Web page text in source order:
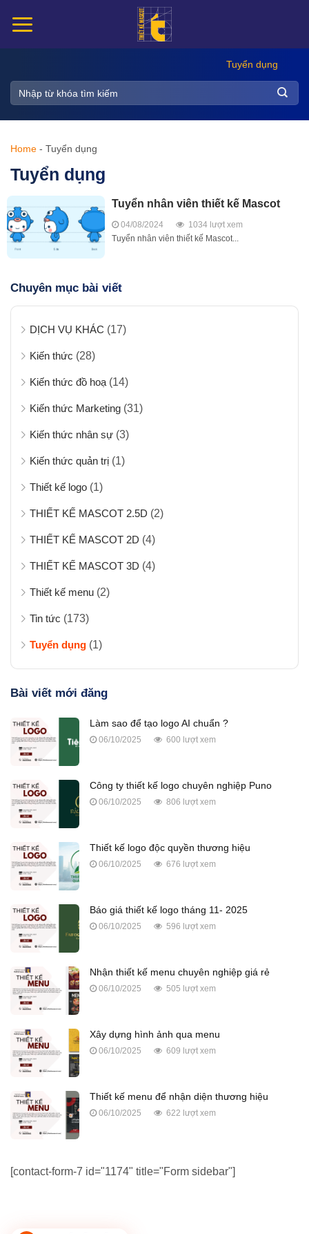
đến
Tuyển dụng
Home - Tuyển dụng
Tuyển dụng
Tuyển nhân viên thiết kế Mascot
04/08/2024
1034 lượt xem
Tuyển nhân viên thiết kế Mascot...
Chuyên mục bài viết
DỊCH VỤ KHÁC (17)
Kiến thức (28)
Kiến thức đồ hoạ (14)
Kiến thức Marketing (31)
Kiến thức nhân sự (3)
Kiến thức quản trị (1)
Thiết kế logo (1)
THIẾT KẾ MASCOT 2.5D (2)
THIẾT KẾ MASCOT 2D (4)
THIẾT KẾ MASCOT 3D (4)
Thiết kế menu (2)
Tin tức (173)
Tuyển dụng (1)
Bài viết mới đăng
Làm sao để tạo logo AI chuẩn ?
06/10/2025 600 lượt xem
Công ty thiết kế logo chuyên nghiệp Puno
06/10/2025 806 lượt xem
Thiết kế logo độc quyền thương hiệu
06/10/2025 676 lượt xem
Báo giá thiết kế logo tháng 11- 2025
06/10/2025 596 lượt xem
Nhận thiết kế menu chuyên nghiệp giá rẻ
06/10/2025 505 lượt xem
Xây dựng hình ảnh qua menu
06/10/2025 609 lượt xem
Thiết kế menu để nhận diện thương hiệu
06/10/2025 622 lượt xem
[contact-form-7 id="1174" title="Form sidebar"]